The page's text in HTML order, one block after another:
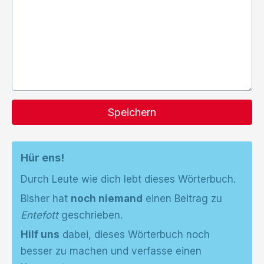
Speichern
Hür ens!
Durch Leute wie dich lebt dieses Wörterbuch.
Bisher hat noch niemand einen Beitrag zu
Entefottgeschrieben.
Hilf uns dabei, dieses Wörterbuch noch
besser zu machen und verfasse einen